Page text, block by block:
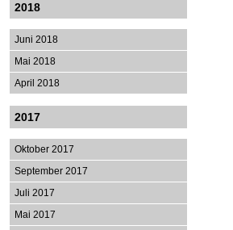
2018
Juni 2018
Mai 2018
April 2018
2017
Oktober 2017
September 2017
Juli 2017
Mai 2017